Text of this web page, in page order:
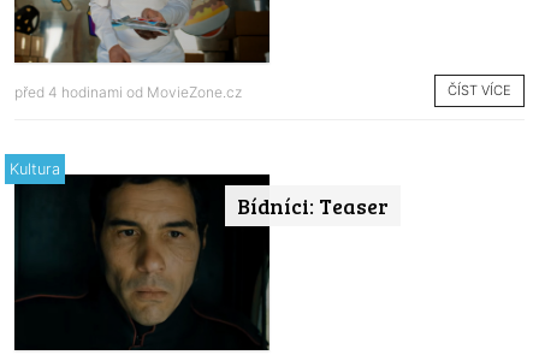
před 4 hodinami od MovieZone.cz ČÍST VÍCE
Bídníci: Teaser
Kultura